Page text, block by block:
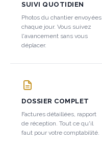
SUIVI QUOTIDIEN
Photos du chantier envoyées
chaque jour. Vous suivez
l'avancement sans vous
déplacer.
DOSSIER COMPLET
Factures détaillées, rapport
de réception. Tout ce qu'il
faut pour votre comptabilité.